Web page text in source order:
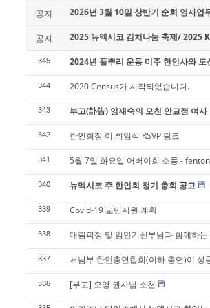
공지 2026년 3월 10일 상반기 순회 영사업
공지 2025 뉴멕시코 김치나눔 축제/
345 2024년 풀뿌리 운동 미주 한인사와 도
344 2020 Census가 시작되었습니다.
343 부고(訃告) 양재숙의 모친 안교정 여사
342 한인회장 이.취임식 RSVP 링크
341 5월 7일 화요일 어버이회 소풍 -
340 뉴멕시코 주 한인회 정기 총회 공고
339 Covid-19 교민지원 계획
338 대림피정 및 임언기신부님과 함께하
337 서남부 한인총연합회(이하 총연)이 성
336 [부고] 오영 권사님 소천